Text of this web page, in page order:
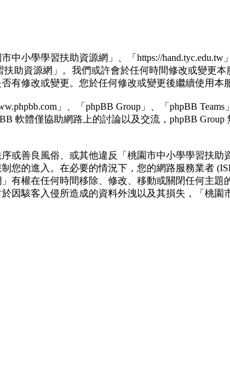
小學學習扶助資源網」、「https://
助資源網」。我們或許會於任何時間修改或變更
修改或變更。您於任何修改或變更後繼續使用本
」、「phpBB Group」、「phpBB Teams
軟體僅協助網路上的討論以及交流，phpBB
或善良風俗、或其他違反「桃園市中小學學習扶
的進入。在必要的情況下，您的網路服務業者
有權在任何時間移除、修改、移動或關閉任何主
因駭客入侵所造成的資料外洩以及其損失，「桃園